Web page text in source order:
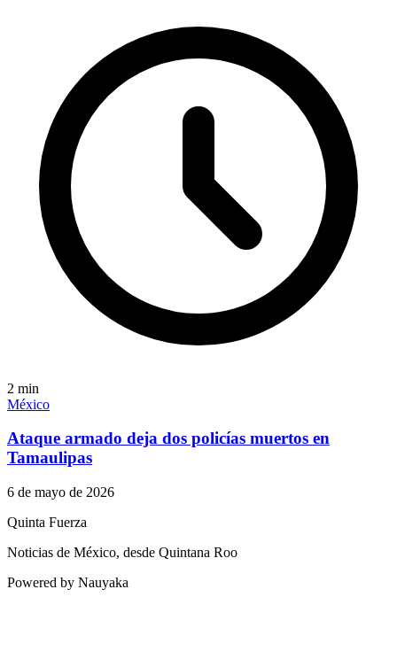
2 min
México
Ataque armado deja dos policías muertos en
Tamaulipas
6 de mayo de 2026
Quinta Fuerza
Noticias de México, desde Quintana Roo
Powered by Nauyaka